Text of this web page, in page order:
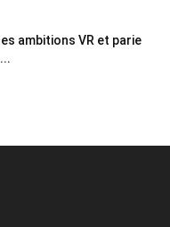
ambitions VR et parie